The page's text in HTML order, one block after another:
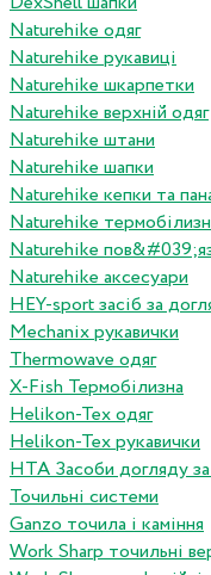
Naturehike одяг
Naturehike рукавиці
Naturehike шкарпетки
Naturehike верхній одяг
Naturehike штани
Naturehike шапки
Naturehike кепки та
Naturehike
Naturehike
Naturehike аксесуари
HEY-sport засіб за
Mechanix рукавички
Thermowave одяг
X-Fish Термобілизна
Helikon-Tex одяг
Helikon-Tex рукавички
HTA Засоби догляду
Точильні системи
Ganzo точила і каміння
Work Sharp точильні